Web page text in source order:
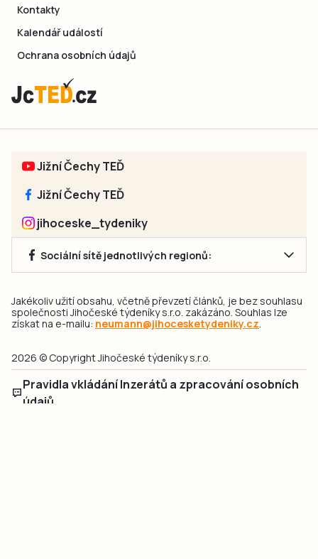
Kontakty
Kalendář událostí
Ochrana osobních údajů
Jižní Čechy TEĎ
Jižní Čechy TEĎ
jihoceske_tydeniky
Sociální sítě jednotlivých regionů:
Jakékoliv užití obsahu, včetně převzetí článků, je bez souhlasu
společnosti Jihočeské týdeníky s.r.o. zakázáno. Souhlas lze
získat na e-mailu: neumann@jihocesketydeniky.cz.
2026 © Copyright Jihočeské týdeníky s.r.o.
Pravidla vkládání Inzerátů a zpracování osobních
údajů